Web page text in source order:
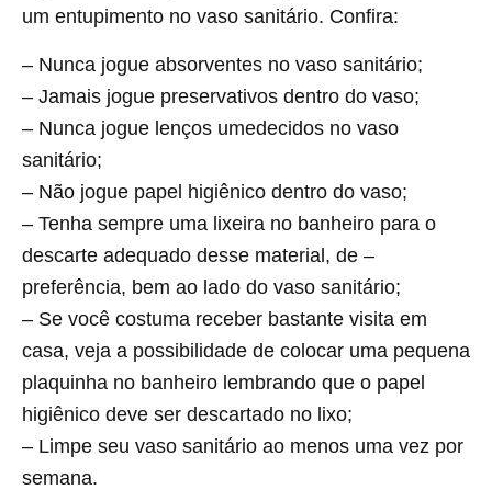
um entupimento no vaso sanitário. Confira:
– Nunca jogue absorventes no vaso sanitário;
– Jamais jogue preservativos dentro do vaso;
– Nunca jogue lenços umedecidos no vaso
sanitário;
– Não jogue papel higiênico dentro do vaso;
– Tenha sempre uma lixeira no banheiro para o
descarte adequado desse material, de –
preferência, bem ao lado do vaso sanitário;
– Se você costuma receber bastante visita em
casa, veja a possibilidade de colocar uma pequena
plaquinha no banheiro lembrando que o papel
higiênico deve ser descartado no lixo;
– Limpe seu vaso sanitário ao menos uma vez por
semana.